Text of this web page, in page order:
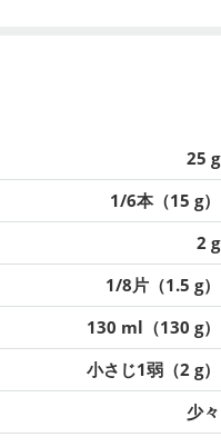
25 g
1/6本（15 g）
2 g
1/8片（1.5 g）
130 ml（130 g）
小さじ1弱（2 g）
少々